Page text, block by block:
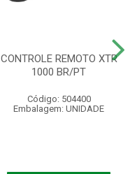
CONTROLE REMOTO XTR
1000 BR/PT
Código: 504400
Embalagem: UNIDADE